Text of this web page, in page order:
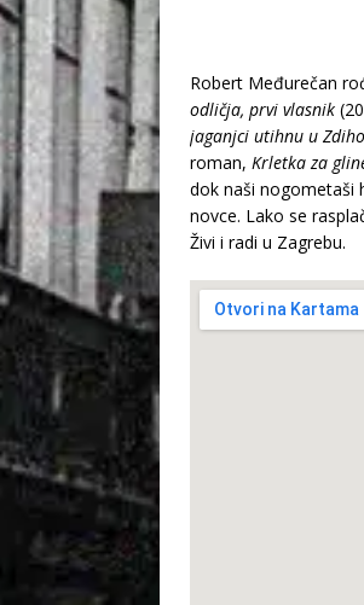
Robert Međurečan
odličja, prvi vlasnik
jaganjci utihnu u
roman, Krletka za
dok naši nogometaši
novce. Lako se
Živi i radi u Zagrebu.